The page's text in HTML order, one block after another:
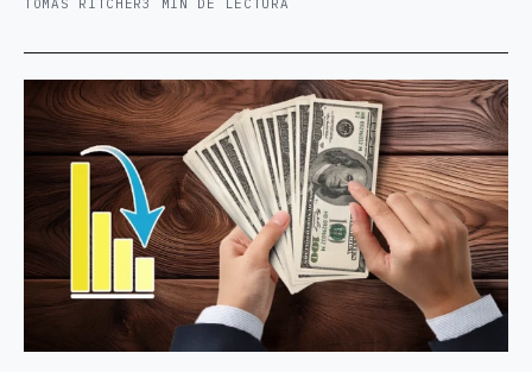
TOMAS RITCHER3 MIN DE LECTURA